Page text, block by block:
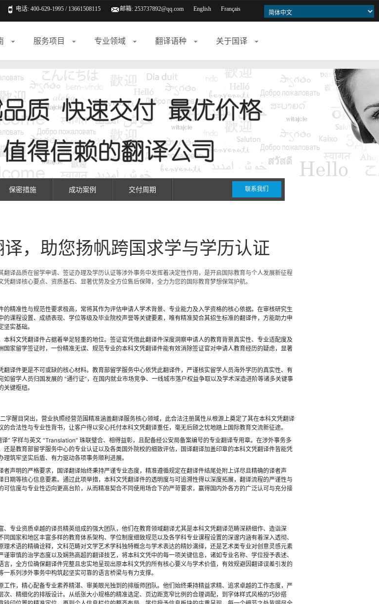
电话: 400-629-1995 / 13661508115 邮箱: 253737892@qq.com English Français
服务项目 专业领域 翻译语种 关于国译
保密措施 成功案例 交付周期 联系我们
，助您扬帆跨国求学与学历认证
译品质在留学申请、签证办理及学历认证等涉外事务中发挥着决定性作用，是开启国际教育与个人发展新征程
翻译核心要点、资质基石、显著优势及全方位售后保障，全力为您的国际教育梦想保驾护航。
精准性与规范性要求极高，常将其作为评估申请人学术背景、专业能力及入学资格的核心依据。在审核研究生
课程设置、成绩表现、学位等级及毕业院校声誉等关键要素，唯有精准契合其招生标准的翻译件，方能助力申
实基础。
本科文凭翻译件占据着举足轻重的地位。签证官凭借此翻译件深度洞察申请人的教育背景真实性、专业适配度及
家留学签证时，一份精准无误、规范专业的本科文凭翻译件能有效消除签证官对申请人教育经历的疑虑，显著
翻译件更是不可或缺的核心材料。教育部留学服务中心依凭此翻译件，严谨核实留学人员海外学历的真实性、有
留学人员归国发展的 “通行证”，在国内就业市场竞争、一线城市落户权益争取以及学术深造进阶等诸多关键事
键枢纽。
字醒目突出，营业执照经营范围精准涵盖翻译服务核心领域，此合法注册属性从根源上奠定了其在本科文凭翻译
合法性与专业性背书，让客户得以安心托付本科文凭翻译重任，毫无后顾之忧地踏上国际教育交流新征途。
” 字样与英文 “Translation” 珠联璧合、相得益彰，且配备经公安局备案编号的专业翻译专用章。在涉外事务多
是教育部留学服务中心的专业认证以及各类国外院校的细致评估，国译翻译加盖印章的本科文凭翻译件皆能凭
筑牢坚实后盾、有力驱动各项事务顺利进展。
者声明的严格要求，国译翻译始终秉持严谨专业态度，精准遵循规定在翻译件结尾处附上详尽且精确的译者声
期等核心信息要素。通过此项举措，本科文凭翻译件的透明度与可追溯性得以深度拓展，翻译流程的严谨性与
信度与专业性迈向更高台阶，从而精准契合不同使用场合下的严苛要求，赢得国内外各方的广泛认可与充分接
、专业资质卓越的译员精英组成的强大团队，他们在教育领域翻译尤其是本科文凭翻译范畴深耕细作、造诣深
国家和地区丰富多样的教育体系架构、学位制度细致规范以及各学科专业课程设置的深邃内涵有着深入透彻、
术语的精确诠释，文科范畴对文学艺术学科独特概念与学术表达的精妙演绎，还是艺术类专业对创意灵感元素
审慎的治学态度以及娴熟高超的翻译技艺，将本科文凭中的每一项关键信息，诸如专业名称、学位授予表述、
，全方位确保翻译件完整且忠实地呈现出原本科文凭的所有核心要义与学术价值，有效规避因翻译误差引发的
系列涉外事务中构筑起坚实可靠的语言桥梁与有力支撑。
工作，精心配备专业素养精湛、审美眼光独到的排版师团队。他们始终秉持精益求精、追求卓越的工作态度，严
、精细化的排版设计。从纸张大小规格的精准选定、页边距宽窄比例的合理调配，到字体样式风格的巧妙搭